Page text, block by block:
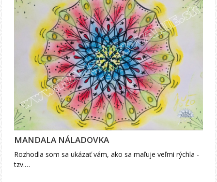
MANDALA NÁLADOVKA
Rozhodla som sa ukázať vám, ako sa maľuje veľmi rýchla -
tzv.…